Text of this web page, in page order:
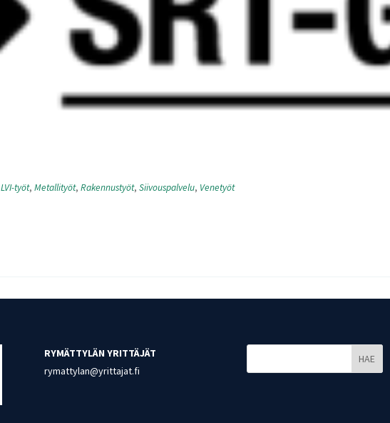
LVI-työt, Metallityöt, Rakennustyöt, Siivouspalvelu, Venetyöt
RYMÄTTYLÄN YRITTÄJÄT
rymattylan@yrittajat.fi
HAE